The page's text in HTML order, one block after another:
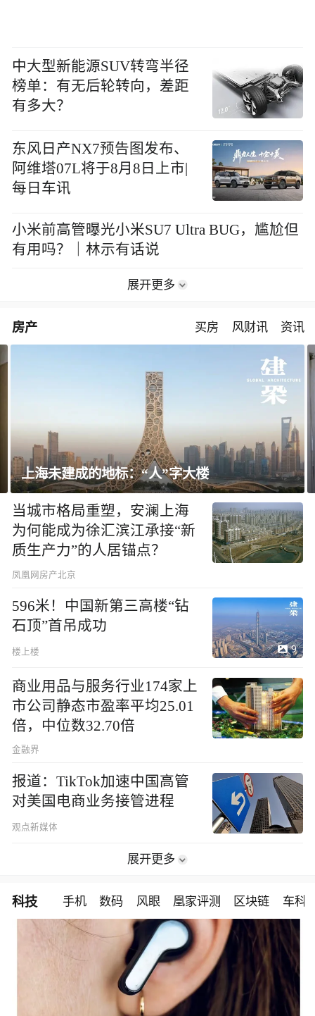
中大型新能源SUV转弯半径
榜单：有无后轮转向，差距
有多大？
东风日产NX7预告图发布、
阿维塔07L将于8月8日上市|
每日车讯
小米前高管曝光小米SU7 Ultra BUG，尴尬但
有用吗？｜林示有话说
展开更多
房产 买房 风财讯 资讯
飘窗竟然能变身全屋C位 都后悔没早知道！
当城市格局重塑，安澜上海
为何能成为徐汇滨江承接“新
质生产力”的人居锚点？
凤凰网房产北京
596米！中国新第三高楼“钻
石顶”首吊成功
楼上楼 9
商业用品与服务行业174家上
市公司静态市盈率平均25.01
倍，中位数32.70倍
金融界
报道：TikTok加速中国高管
对美国电商业务接管进程
观点新媒体
展开更多
科技 手机 数码 风眼 凰家评测 区块链 车科